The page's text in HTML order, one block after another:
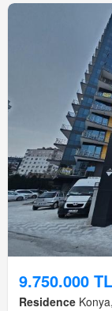
9.750.000 TL
Residence